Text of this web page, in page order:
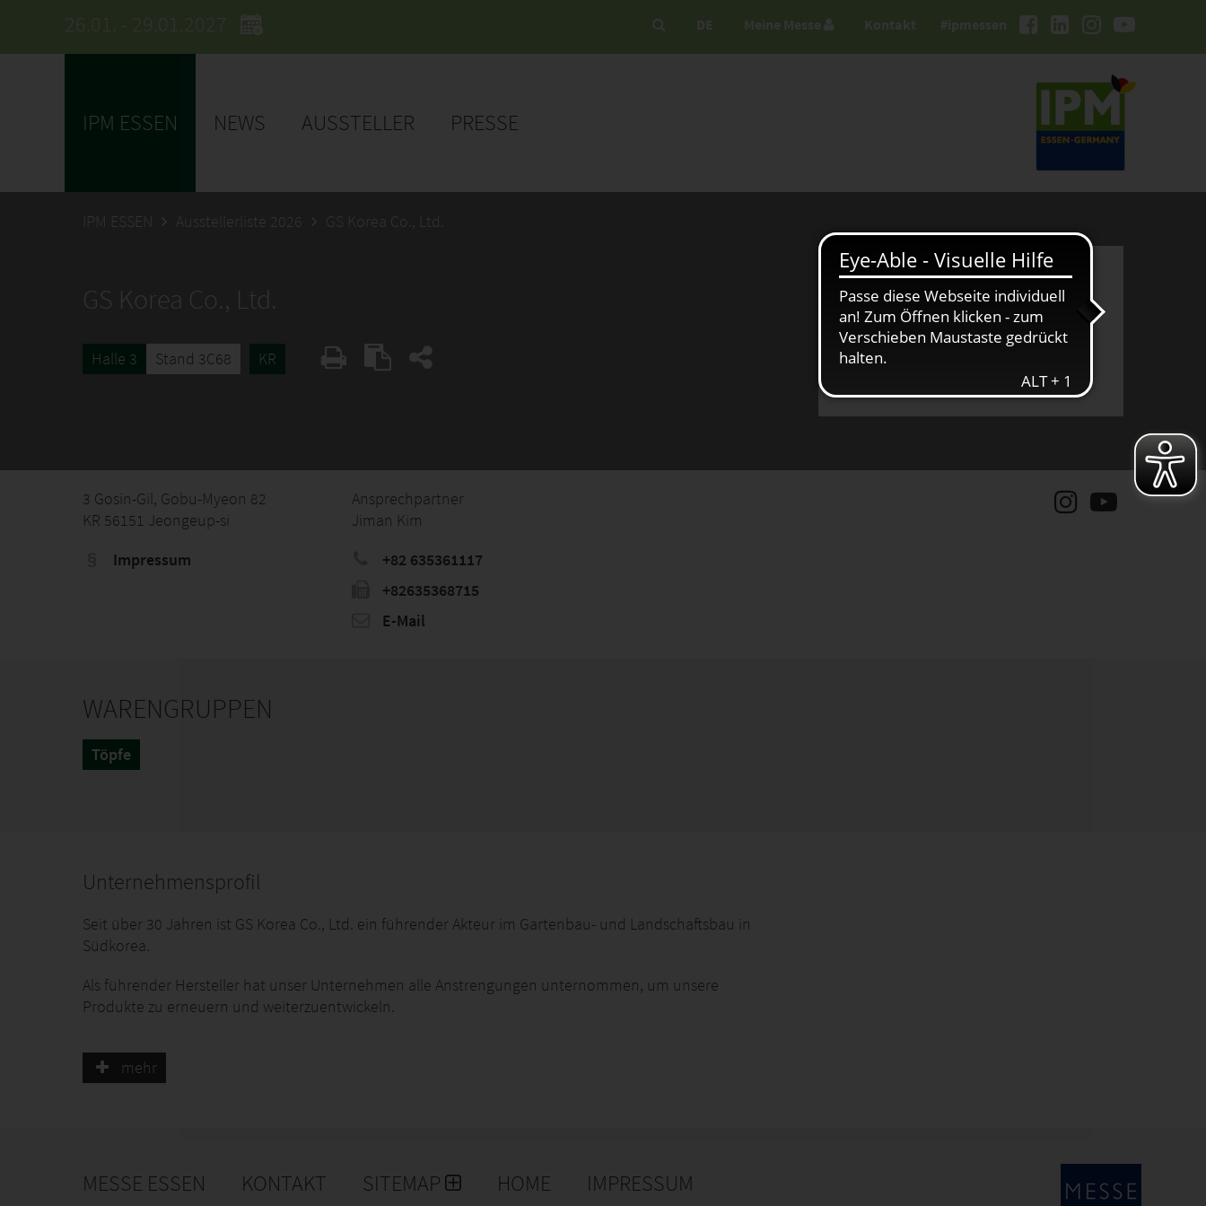
26.01. - 29.01.2027 #ipmessen
DE Meine Messe Kontakt
IPM ESSEN NEWS AUSSTELLER PRESSE
IPM ESSEN Ausstellerliste 2026 GS Korea Co., Ltd.
GS Korea Co., Ltd.
Halle 3 Stand 3C68 KR
3 Gosin-Gil, Gobu-Myeon 82
KR 56151 Jeongeup-si
Impressum
Ansprechpartner
Jiman Kim
+82 635361117
+82635368715
E-Mail
WARENGRUPPEN
Töpfe
Unternehmensprofil
Seit über 30 Jahren ist GS Korea Co., Ltd. ein führender Akteur im Gartenbau- und Landschaftsbau in
Südkorea.
Als führender Hersteller hat unser Unternehmen alle Anstrengungen unternommen, um unsere
Produkte zu erneuern und weiterzuentwickeln.
RootPlus spezialisiert, die das Konzept des Luftwurzelschnitts haben.
mehr
MESSE ESSEN KONTAKT SITEMAP HOME IMPRESSUM